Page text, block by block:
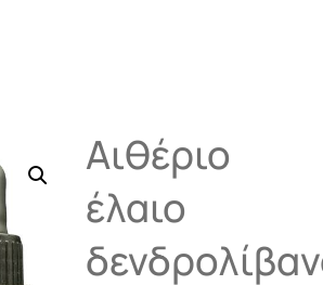
Αιθέριο
έλαιο